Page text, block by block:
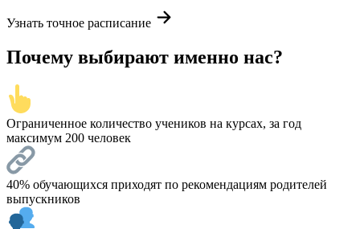
Узнать точное расписание
Почему выбирают именно нас?
Ограниченное количество учеников на курсах, за год
максимум 200 человек
40% обучающихся приходят по рекомендациям родителей
выпускников